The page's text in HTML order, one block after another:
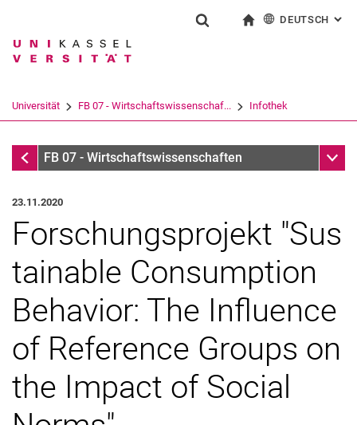
Springe direkt zu: Inhalt
Springe direkt zu: Suche
Springe direkt zu:
Suchbegriff
Suchen (öffnet externen Link in einem
DEUTSCH :
Universität FB 07 - Wirtschaftswissenschaf... Infothek
InfothekFB 07 - Wirtschaftswissenschaften
23.11.2020
Forschungsprojekt "Sus
tainable Consumption
Behavior: The Influence
of Reference Groups on
the Impact of Social